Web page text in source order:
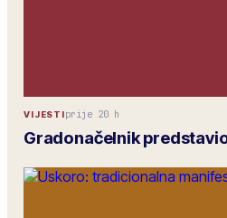
VIJESTIprije 20 h
Gradonačelnik